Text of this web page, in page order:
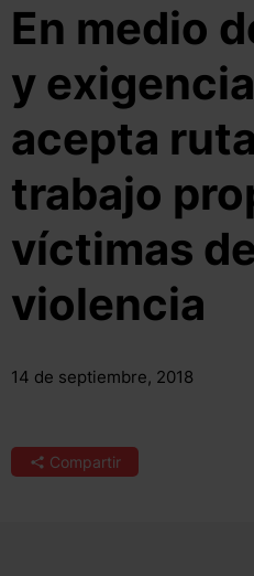
En medio
y
acepta
trabajo
víctimas
violencia
14 de septiembre, 2018
Compartir